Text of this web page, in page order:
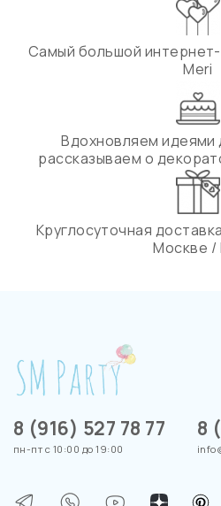
Самый большой
Meri
Вдохновляем идеями
рассказываем о
Круглосуточная
Москве
8 (916) 527 78 77
пн-пт с 10:00 до 19:00
8